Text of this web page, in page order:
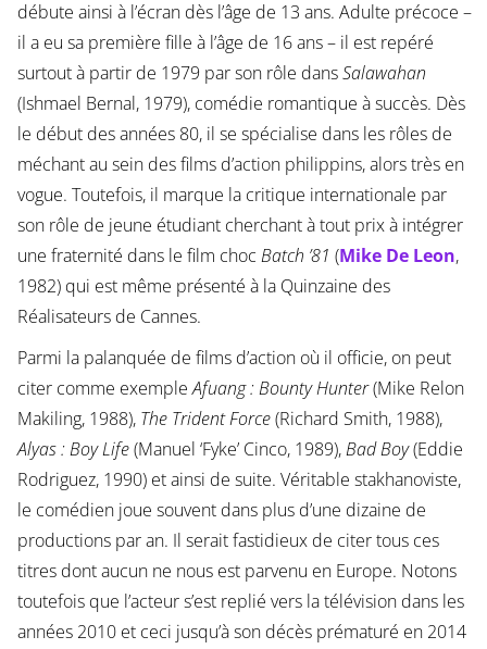
débute ainsi à l’écran dès l’âge de 13 ans. Adulte précoce –
il a eu sa première fille à l’âge de 16 ans – il est repéré
surtout à partir de 1979 par son rôle dansSalawahan
(Ishmael Bernal, 1979), comédie romantique à succès. Dès
le début des années 80, il se spécialise dans les rôles de
méchant au sein des films d’action philippins, alors très en
vogue. Toutefois, il marque la critique internationale par
son rôle de jeune étudiant cherchant à tout prix à intégrer
une fraternité dans le film choc Batch ’81 (Mike De Leon,
1982) qui est même présenté à la Quinzaine des
Réalisateurs de Cannes.
Parmi la palanquée de films d’action où il officie, on peut
citer comme exempleAfuang : Bounty Hunter(Mike Relon
Makiling, 1988), The Trident Force(Richard Smith, 1988),
Alyas : Boy Life(Manuel ‘Fyke’ Cinco, 1989),Bad Boy(Eddie
Rodriguez, 1990) et ainsi de suite. Véritable stakhanoviste,
le comédien joue souvent dans plus d’une dizaine de
productions par an. Il serait fastidieux de citer tous ces
titres dont aucun ne nous est parvenu en Europe. Notons
toutefois que l’acteur s’est replié vers la télévision dans les
années 2010 et ceci jusqu’à son décès prématuré en 2014